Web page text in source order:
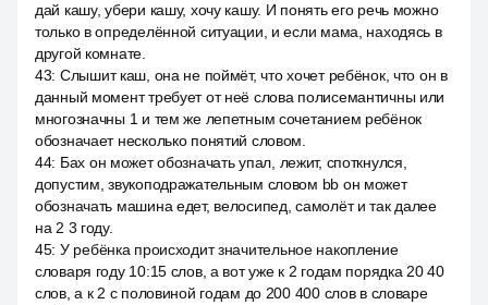
дай кашу, убери кашу, хочу кашу. И понять его речь можно
только в определённой ситуации, и если мама, находясь в
другой комнате.
43: Слышит каш, она не поймёт, что хочет ребёнок, что он в
данный момент требует от неё слова полисемантичны или
многозначны 1 и тем же лепетным сочетанием ребёнок
обозначает несколько понятий словом.
44: Бах он может обозначать упал, лежит, споткнулся,
допустим, звукоподражательным словом bb он может
обозначать машина едет, велосипед, самолёт и так далее
на 2 3 году.
45: У ребёнка происходит значительное накопление
словаря году 10:15 слов, а вот уже к 2 годам порядка 20 40
слов, а к 2 с половиной годам до 200 400 слов в словаре